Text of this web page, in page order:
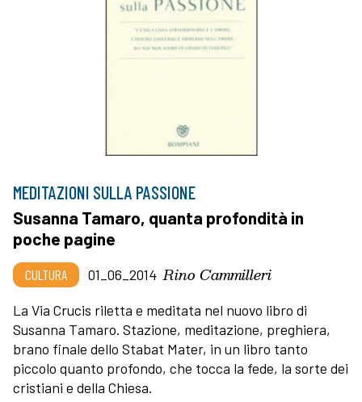
MEDITAZIONI SULLA PASSIONE
Susanna Tamaro, quanta profondità in
poche pagine
CULTURA 01_06_2014 Rino Cammilleri
La Via Crucis riletta e meditata nel nuovo libro di
Susanna Tamaro. Stazione, meditazione, preghiera,
brano finale dello Stabat Mater, in un libro tanto
piccolo quanto profondo, che tocca la fede, la sorte dei
cristiani e della Chiesa.